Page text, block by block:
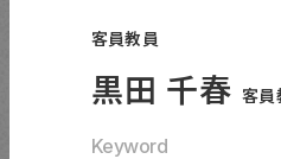
客員教員
黒田 千春 客員
Keyword
03-5655-1555